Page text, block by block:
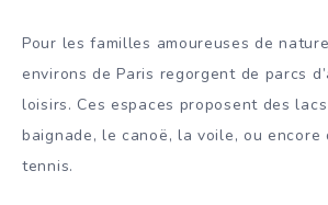
Pour les familles amoureuses de
environs de Paris regorgent de parcs
loisirs. Ces espaces proposent des
baignade, le canoë, la voile, ou encore
tennis.